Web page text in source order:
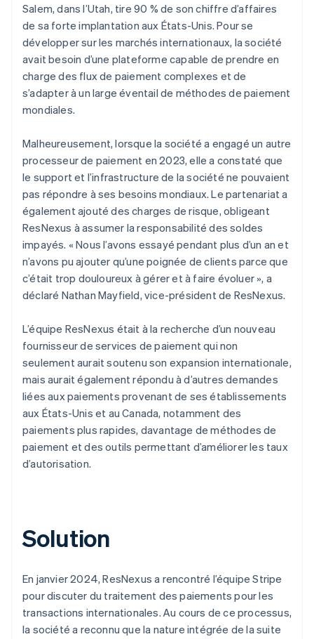
Salem, dans l’Utah, tire 90 % de son chiffre d’affaires
de sa forte implantation aux États-Unis. Pour se
développer sur les marchés internationaux, la société
avait besoin d’une plateforme capable de prendre en
charge des flux de paiement complexes et de
s’adapter à un large éventail de méthodes de paiement
mondiales.
Malheureusement, lorsque la société a engagé un autre
processeur de paiement en 2023, elle a constaté que
le support et l’infrastructure de la société ne pouvaient
pas répondre à ses besoins mondiaux. Le partenariat a
également ajouté des charges de risque, obligeant
ResNexus à assumer la responsabilité des soldes
impayés. « Nous l’avons essayé pendant plus d’un an et
n’avons pu ajouter qu’une poignée de clients parce que
c’était trop douloureux à gérer et à faire évoluer », a
déclaré Nathan Mayfield, vice-président de ResNexus.
L’équipe ResNexus était à la recherche d’un nouveau
fournisseur de services de paiement qui non
seulement aurait soutenu son expansion internationale,
mais aurait également répondu à d’autres demandes
liées aux paiements provenant de ses établissements
aux États-Unis et au Canada, notamment des
paiements plus rapides, davantage de méthodes de
paiement et des outils permettant d’améliorer les taux
d’autorisation.
Solution
En janvier 2024, ResNexus a rencontré l’équipe Stripe
pour discuter du traitement des paiements pour les
transactions internationales. Au cours de ce processus,
la société a reconnu que la nature intégrée de la suite